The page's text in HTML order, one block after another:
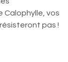
Calophylle, vos
pas !